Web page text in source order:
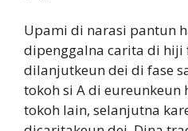
Upami di narasi pantun
dipenggalna carita di hiji
dilanjutkeun dei di fase
tokoh si A di
tokoh lain, selanjutna